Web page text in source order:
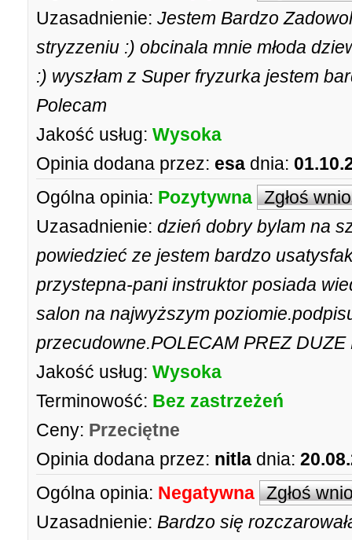
Uzasadnienie: Jestem Bardzo
stryzzeniu :) obcinala mnie młoda
:) wyszłam z Super fryzurka jestem
Polecam
Jakość usług: Wysoka
Opinia dodana przez: esa dnia:
Ogólna opinia: Pozytywna Zgłoś
Uzasadnienie: dzień dobry bylam na
powiedzieć ze jestem bardzo
przystepna-pani instruktor posiada
salon na najwyższym
przecudowne.POLECAM PREZ DUZE
Jakość usług: Wysoka
Terminowość: Bez zastrzeżeń
Ceny: Przeciętne
Opinia dodana przez: nitla dnia:
Ogólna opinia: Negatywna Zgłoś
Uzasadnienie: Bardzo się